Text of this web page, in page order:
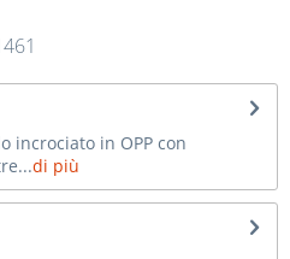
incrociato in OPP con
di più